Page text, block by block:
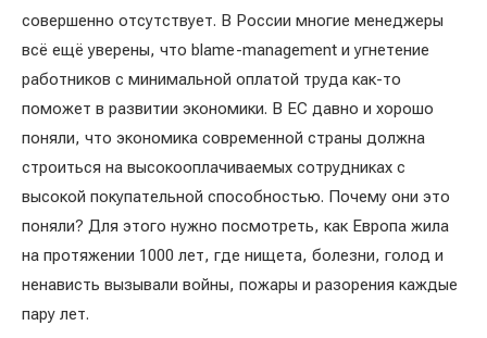
совершенно отсутствует. В России многие менеджеры
всё ещё уверены, что blame-management и угнетение
работников с минимальной оплатой труда как-то
поможет в развитии экономики. В ЕС давно и хорошо
поняли, что экономика современной страны должна
строиться на высокооплачиваемых сотрудниках с
высокой покупательной способностью. Почему они это
поняли? Для этого нужно посмотреть, как Европа жила
на протяжении 1000 лет, где нищета, болезни, голод и
ненависть вызывали войны, пожары и разорения каждые
пару лет.